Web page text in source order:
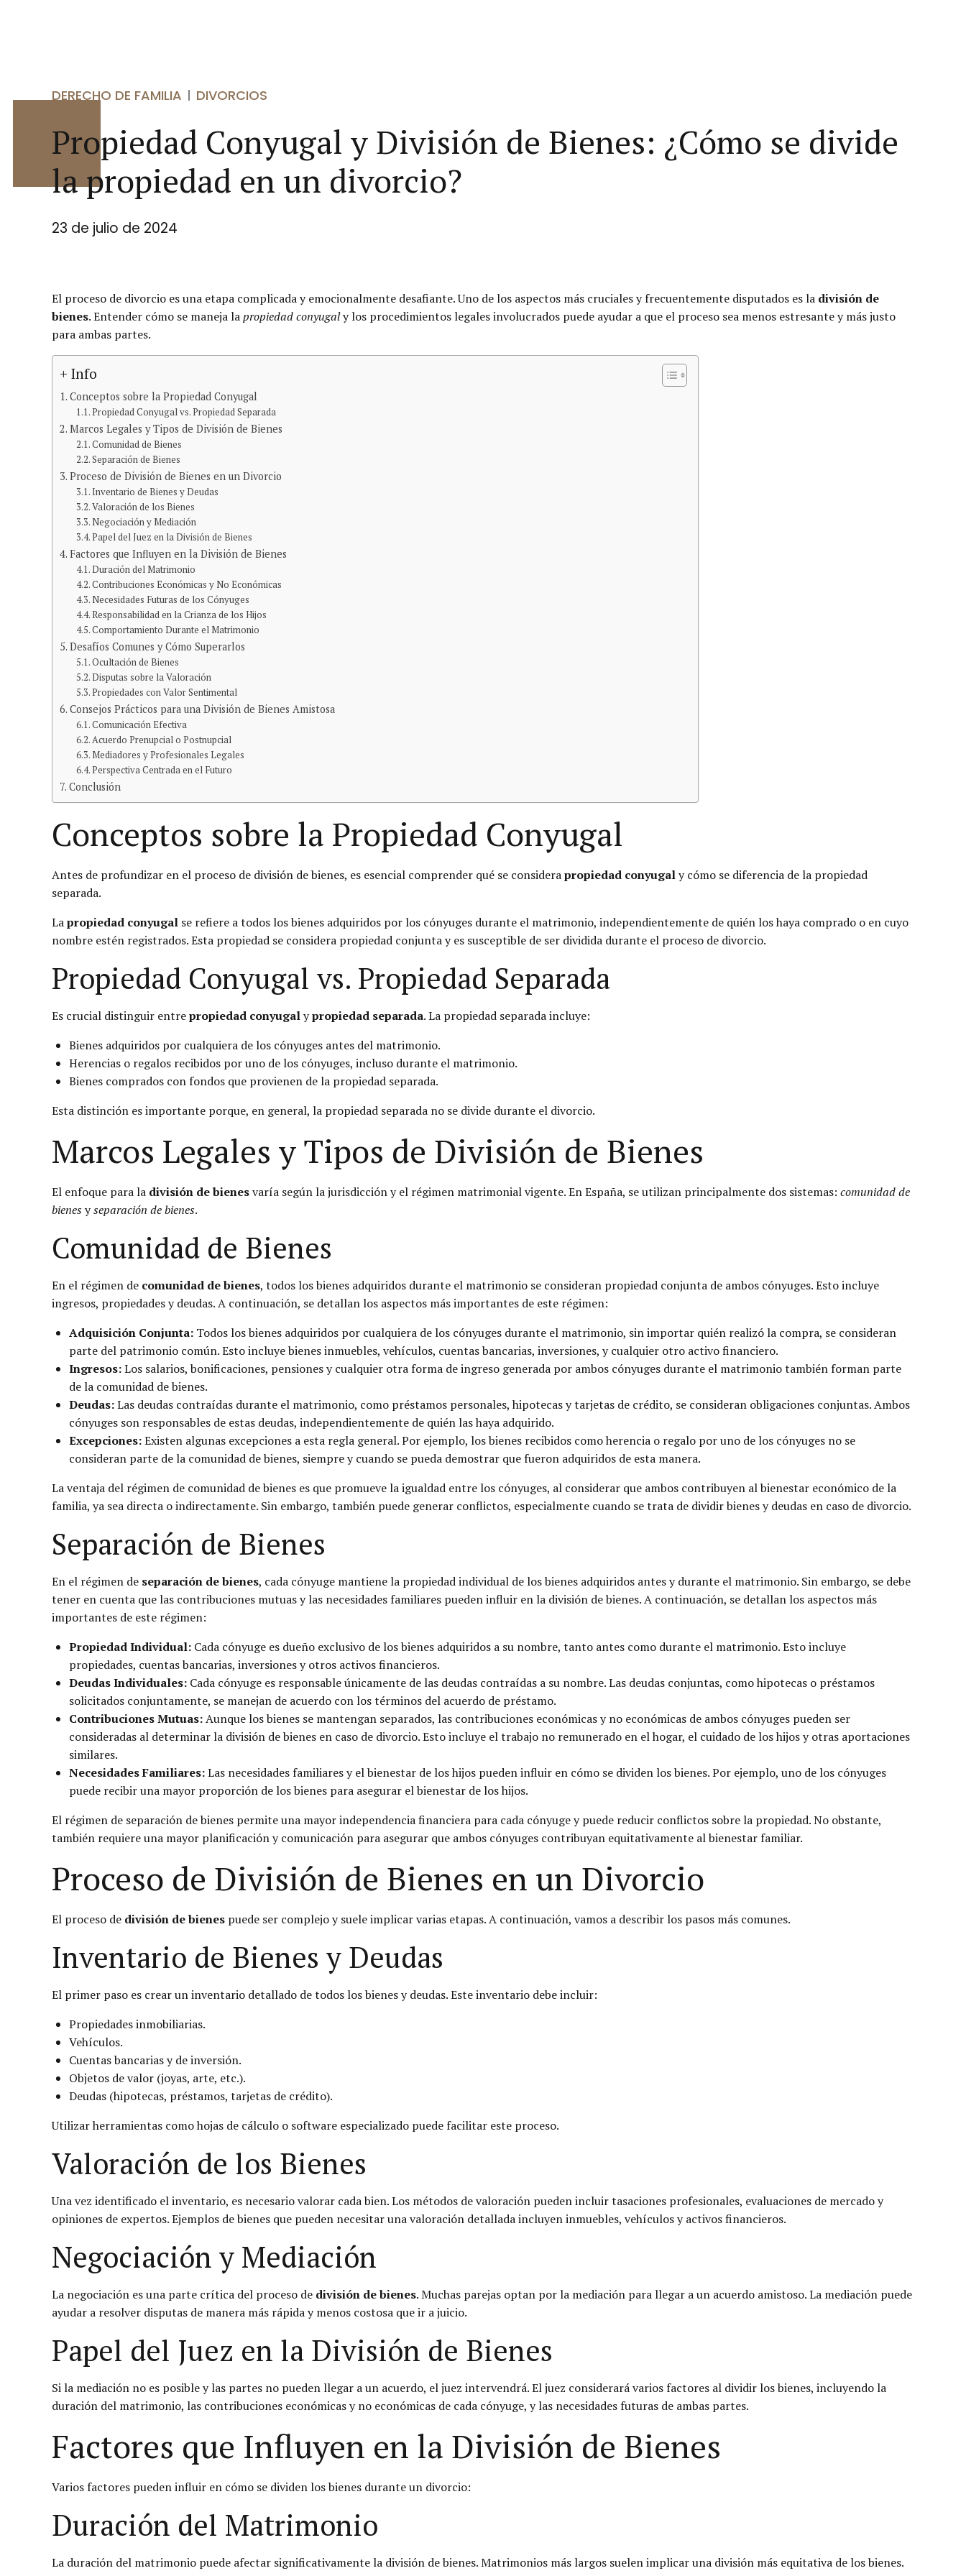
DERECHO DE FAMILIA DIVORCIOS
Propiedad Conyugal y División de Bienes: ¿Cómo se divide
la propiedad en un divorcio?
23 de julio de 2024
El proceso de divorcio es una etapa complicada y emocionalmente desafiante. Uno de los aspectos más cruciales y frecuentemente disputados es la división de
bienes. Entender cómo se maneja lapropiedad conyugaly los procedimientos legales involucrados puede ayudar a que el proceso sea menos estresante y más justo
para ambas partes.
+ Info
Conceptos sobre la Propiedad Conyugal
Propiedad Conyugal vs. Propiedad Separada
Marcos Legales y Tipos de División de Bienes
Comunidad de Bienes
Separación de Bienes
Proceso de División de Bienes en un Divorcio
Inventario de Bienes y Deudas
Valoración de los Bienes
Negociación y Mediación
Papel del Juez en la División de Bienes
Factores que Influyen en la División de Bienes
Duración del Matrimonio
Contribuciones Económicas y No Económicas
Necesidades Futuras de los Cónyuges
Responsabilidad en la Crianza de los Hijos
Comportamiento Durante el Matrimonio
Desafíos Comunes y Cómo Superarlos
Ocultación de Bienes
Disputas sobre la Valoración
Propiedades con Valor Sentimental
Consejos Prácticos para una División de Bienes Amistosa
Comunicación Efectiva
Acuerdo Prenupcial o Postnupcial
Mediadores y Profesionales Legales
Perspectiva Centrada en el Futuro
Conclusión
Conceptos sobre la Propiedad Conyugal
Antes de profundizar en el proceso de división de bienes, es esencial comprender qué se considerapropiedad conyugaly cómo se diferencia de la propiedad
separada.
Lapropiedad conyugal se refiere a todos los bienes adquiridos por los cónyuges durante el matrimonio, independientemente de quién los haya comprado o en cuyo
nombre estén registrados. Esta propiedad se considera propiedad conjunta y es susceptible de ser dividida durante el proceso de divorcio.
Propiedad Conyugal vs. Propiedad Separada
Es crucial distinguir entrepropiedad conyugalypropiedad separada. La propiedad separada incluye:
Bienes adquiridos por cualquiera de los cónyuges antes del matrimonio.
Herencias o regalos recibidos por uno de los cónyuges, incluso durante el matrimonio.
Bienes comprados con fondos que provienen de la propiedad separada.
Esta distinción es importante porque, en general, la propiedad separada no se divide durante el divorcio.
Marcos Legales y Tipos de División de Bienes
El enfoque para la división de bienesvaría según la jurisdicción y el régimen matrimonial vigente. En España, se utilizan principalmente dos sistemas: comunidad de
bienesyseparación de bienes.
Comunidad de Bienes
En el régimen de comunidad de bienes, todos los bienes adquiridos durante el matrimonio se consideran propiedad conjunta de ambos cónyuges. Esto incluye
ingresos, propiedades y deudas. A continuación, se detallan los aspectos más importantes de este régimen:
Adquisición Conjunta: Todos los bienes adquiridos por cualquiera de los cónyuges durante el matrimonio, sin importar quién realizó la compra, se consideran
parte del patrimonio común. Esto incluye bienes inmuebles, vehículos, cuentas bancarias, inversiones, y cualquier otro activo financiero.
Ingresos:Los salarios, bonificaciones, pensiones y cualquier otra forma de ingreso generada por ambos cónyuges durante el matrimonio también forman parte
de la comunidad de bienes.
Deudas:Las deudas contraídas durante el matrimonio, como préstamos personales, hipotecas y tarjetas de crédito, se consideran obligaciones conjuntas. Ambos
cónyuges son responsables de estas deudas, independientemente de quién las haya adquirido.
Excepciones:Existen algunas excepciones a esta regla general. Por ejemplo, los bienes recibidos como herencia o regalo por uno de los cónyuges no se
consideran parte de la comunidad de bienes, siempre y cuando se pueda demostrar que fueron adquiridos de esta manera.
La ventaja del régimen de comunidad de bienes es que promueve la igualdad entre los cónyuges, al considerar que ambos contribuyen al bienestar económico de la
familia, ya sea directa o indirectamente. Sin embargo, también puede generar conflictos, especialmente cuando se trata de dividir bienes y deudas en caso de divorcio.
Separación de Bienes
En el régimen de separación de bienes, cada cónyuge mantiene la propiedad individual de los bienes adquiridos antes y durante el matrimonio. Sin embargo, se debe
tener en cuenta que las contribuciones mutuas y las necesidades familiares pueden influir en la división de bienes. A continuación, se detallan los aspectos más
importantes de este régimen:
Propiedad Individual: Cada cónyuge es dueño exclusivo de los bienes adquiridos a su nombre, tanto antes como durante el matrimonio. Esto incluye
propiedades, cuentas bancarias, inversiones y otros activos financieros.
Deudas Individuales: Cada cónyuge es responsable únicamente de las deudas contraídas a su nombre. Las deudas conjuntas, como hipotecas o préstamos
solicitados conjuntamente, se manejan de acuerdo con los términos del acuerdo de préstamo.
Contribuciones Mutuas:Aunque los bienes se mantengan separados, las contribuciones económicas y no económicas de ambos cónyuges pueden ser
consideradas al determinar la división de bienes en caso de divorcio. Esto incluye el trabajo no remunerado en el hogar, el cuidado de los hijos y otras aportaciones
similares.
Necesidades Familiares:Las necesidades familiares y el bienestar de los hijos pueden influir en cómo se dividen los bienes. Por ejemplo, uno de los cónyuges
puede recibir una mayor proporción de los bienes para asegurar el bienestar de los hijos.
El régimen de separación de bienes permite una mayor independencia financiera para cada cónyuge y puede reducir conflictos sobre la propiedad. No obstante,
también requiere una mayor planificación y comunicación para asegurar que ambos cónyuges contribuyan equitativamente al bienestar familiar.
Proceso de División de Bienes en un Divorcio
El proceso de división de bienes puede ser complejo y suele implicar varias etapas. A continuación, vamos a describir los pasos más comunes.
Inventario de Bienes y Deudas
El primer paso es crear un inventario detallado de todos los bienes y deudas. Este inventario debe incluir:
Propiedades inmobiliarias.
Vehículos.
Cuentas bancarias y de inversión.
Objetos de valor (joyas, arte, etc.).
Deudas (hipotecas, préstamos, tarjetas de crédito).
Utilizar herramientas como hojas de cálculo o software especializado puede facilitar este proceso.
Valoración de los Bienes
Una vez identificado el inventario, es necesario valorar cada bien. Los métodos de valoración pueden incluir tasaciones profesionales, evaluaciones de mercado y
opiniones de expertos. Ejemplos de bienes que pueden necesitar una valoración detallada incluyen inmuebles, vehículos y activos financieros.
Negociación y Mediación
La negociación es una parte crítica del proceso de división de bienes. Muchas parejas optan por la mediación para llegar a un acuerdo amistoso. La mediación puede
ayudar a resolver disputas de manera más rápida y menos costosa que ir a juicio.
Papel del Juez en la División de Bienes
Si la mediación no es posible y las partes no pueden llegar a un acuerdo, el juez intervendrá. El juez considerará varios factores al dividir los bienes, incluyendo la
duración del matrimonio, las contribuciones económicas y no económicas de cada cónyuge, y las necesidades futuras de ambas partes.
Factores que Influyen en la División de Bienes
Varios factores pueden influir en cómo se dividen los bienes durante un divorcio:
Duración del Matrimonio
La duración del matrimonio puede afectar significativamente la división de bienes. Matrimonios más largos suelen implicar una división más equitativa de los bienes.